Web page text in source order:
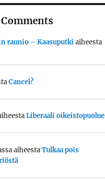
raunio – Kaasuputkiaiheesta
Cancel?
Liberaali oikeistopuolue
aiheestaTulkaa pois